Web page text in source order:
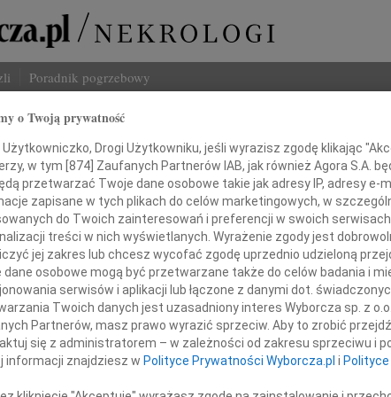
Poradnik pogrzebowy
Bydgoszcz
24.02.2010
Waldemarowi Winterowi
zastępcy dyrektora Wydziału Uprawnień Komunikacyjnych
Urzędu Miasta
o Twoją prywatność
Użytkowniczko, Drogi Użytkowniku, jeśli wyrazisz zgodę klikając
w tym [874] Zaufanych Partnerów IAB, jak również Agora S.A.
przetwarzać Twoje dane osobowe takie jak adresy IP, adresy e-
zapisane w tych plikach do celów marketingowych, w
do Twoich zainteresowań i preferencji w swoich
treści w nich wyświetlanych. Wyrażenie zgody jest
jej zakres lub chcesz wycofać zgodę uprzednio udzieloną
dane osobowe mogą być przetwarzane także do celów badania i
serwisów i aplikacji lub łączone z danymi dot.
Twoich danych jest uzasadniony interes Wyborcza sp. z
Partnerów, masz prawo wyrazić sprzeciw. Aby to zrobić
się z administratorem – w zależności od zakresu sprzeciwu i
informacji znajdziesz w Polityce Prywatności Wyborcza.pl i Polityce